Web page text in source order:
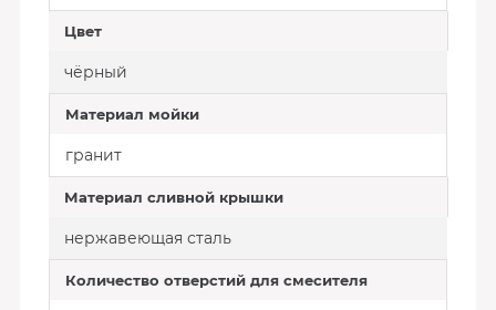
Цвет
чёрный
Материал мойки
гранит
Материал сливной крышки
нержавеющая сталь
Количество отверстий для смесителя